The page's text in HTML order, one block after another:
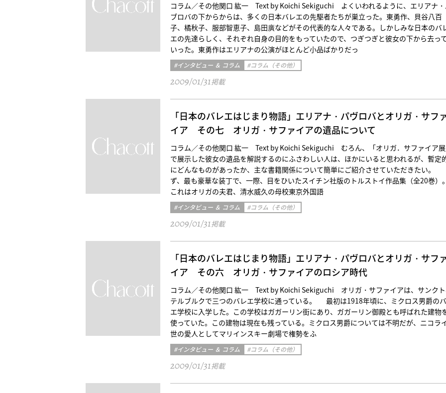
コラム／その他関口 紘一 Text by Koichi Sekiguchi よくいわれるように、エリアナ
ブロバの下からからは、多くの日本バレエの先駆者たちが巣立った。東勇作、貝谷八百
子、橘秋子、服部智恵子、島田廣などがその代表的な人々である。しかしみな日本のバ
エの先達らしく、それぞれ自身の目的をもっていたので、つぎつぎと彼女の下から去っ
いった。東勇作はエリアナの公演がほとんど小品ばかりだっ
#インタビュー ＆ コラム #コラム（その他）
2009/01/31掲載
「日本のバレエはじまり物語」エリアナ・パヴロバとオリガ・サフ
イア その七 オリガ・サファイアの遺品について
コラム／その他関口 紘一 Text by Koichi Sekiguchi むろん、「オリガ．サファイア展
で展示した彼女の遺品を解説するのにふさわしい人は、ほかにいると思われるが、暫定
にどんなものがあったか、主な書籍関係について簡単にご紹介させていただきたい。
ず、最も豪華な装丁で、一際、目をひいたスイチン社版のトルストイ作品集（全20巻）。
これはオリガの夫君、清水威久の母校東京外国語
#インタビュー ＆ コラム #コラム（その他）
2009/01/31掲載
「日本のバレエはじまり物語」エリアナ・パヴロバとオリガ・サフ
イア その六 オリガ・サファイアのロシア時代
コラム／その他関口 紘一 Text by Koichi Sekiguchi オリガ・サファイアは、サンク
テルブルクで三つのバレエ学校に通っている。 最初は1918年頃に、ミクロス男爵の
エ学校に入学した。この学校はガガーリン街にあり、ガガーリン御殿とも呼ばれた建物
使っていた。この建物は現在も残っている。ミクロス男爵については不明だが、ニコラ
世の愛人としてマリインスキー劇場で権勢をふ
#インタビュー ＆ コラム #コラム（その他）
2009/01/31掲載